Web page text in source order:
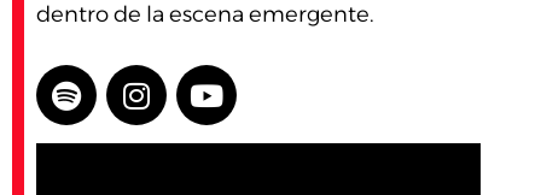
dentro de la escena emergente.